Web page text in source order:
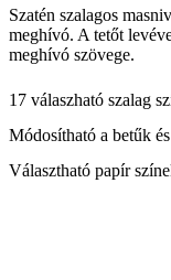
Szatén szalagos
meghívó. A tetőt
meghívó szövege.
17 válaszható szalag
Módosítható a betűk
Választható papír